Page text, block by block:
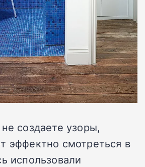
создаете узоры,
эффектно смотреться в
использовали